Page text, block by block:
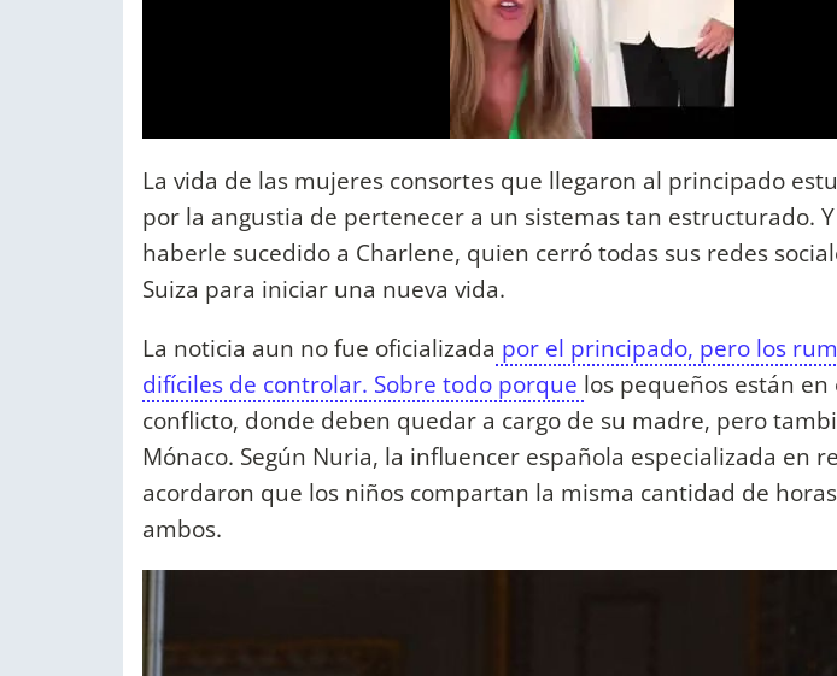
La vida de las mujeres consortes que llegaron al principado
por la angustia de pertenecer a un sistemas tan estructurado.
haberle sucedido a Charlene, quien cerró todas sus redes
Suiza para iniciar una nueva vida.
La noticia aun no fue oficializada por el principado, pero los
difíciles de controlar. Sobre todo porque los pequeños están
conflicto, donde deben quedar a cargo de su madre, pero
Mónaco. Según Nuria, la influencer española especializada en
acordaron que los niños compartan la misma cantidad de
ambos.